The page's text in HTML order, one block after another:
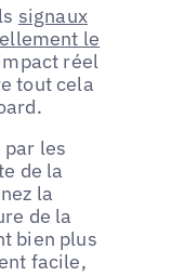
signaux
le
réel
tout cela
par les
de la
la
de la
bien plus
facile,